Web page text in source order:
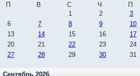
П
В С Ч П
1
2 3
6
7 8 9 10
13
14 15 16 17
20
21 22 23 24
27
28 29 30 31
Сентябрь 2026